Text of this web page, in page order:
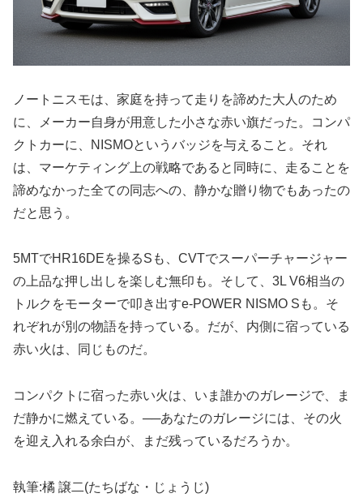
ノートニスモは、家庭を持って走りを諦めた大人のため
に、メーカー自身が用意した小さな赤い旗だった。コンパ
クトカーに、NISMOというバッジを与えること。それ
は、マーケティング上の戦略であると同時に、走ることを
諦めなかった全ての同志への、静かな贈り物でもあったの
だと思う。
5MTでHR16DEを操るSも、CVTでスーパーチャージャー
の上品な押し出しを楽しむ無印も。そして、3L V6相当の
トルクをモーターで叩き出すe-POWER NISMO Sも。そ
れぞれが別の物語を持っている。だが、内側に宿っている
赤い火は、同じものだ。
コンパクトに宿った赤い火は、いま誰かのガレージで、ま
だ静かに燃えている。──あなたのガレージには、その火
を迎え入れる余白が、まだ残っているだろうか。
執筆:橘 譲二(たちばな・じょうじ)